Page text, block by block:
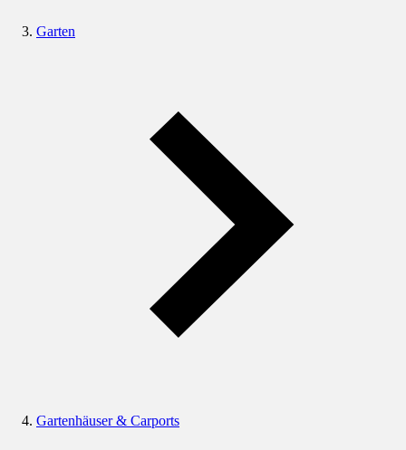
Garten
Gartenhäuser & Carports